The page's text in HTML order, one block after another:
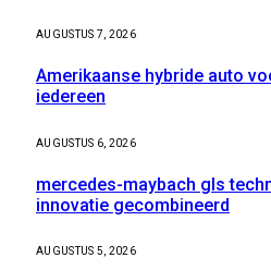
AUGUSTUS 7, 2026
Amerikaanse hybride auto
iedereen
AUGUSTUS 6, 2026
mercedes-maybach gls
innovatie gecombineerd
AUGUSTUS 5, 2026